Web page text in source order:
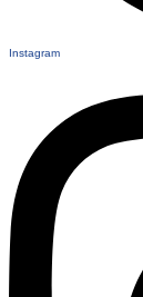
Instagram